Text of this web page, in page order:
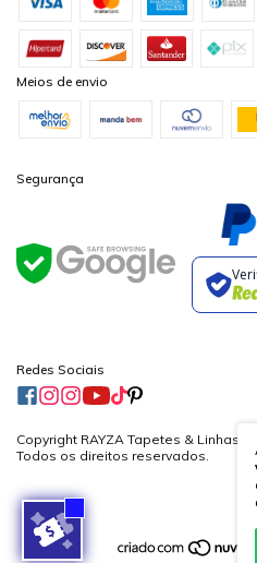
Meios de envio
Segurança
Redes Sociais
Copyright RAYZA Tapetes & Linhas
Todos os direitos reservados.